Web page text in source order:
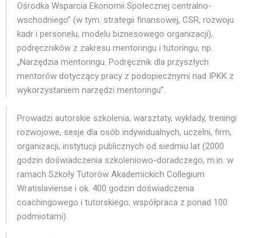
Ośrodka Wsparcia Ekonomii Społecznej centralno-
wschodniego” (w tym: strategii finansowej, CSR, rozwoju
kadr i personelu, modelu biznesowego organizacji),
podręczników z zakresu mentoringu i tutoringu, np.
„Narzędzia mentoringu. Podręcznik dla przyszłych
mentorów dotyczący pracy z podopiecznymi nad IPKK z
wykorzystaniem narzędzi mentoringu”.
Prowadzi autorskie szkolenia, warsztaty, wykłady, treningi
rozwojowe, sesje dla osób indywidualnych, uczelni, firm,
organizacji, instytucji publicznych od siedmiu lat (2000
godzin doświadczenia szkoleniowo-doradczego, m.in. w
ramach Szkoły Tutorów Akademickich Collegium
Wratislaviense i ok. 400 godzin doświadczenia
coachingowego i tutorskiego; współpraca z ponad 100
podmiotami).